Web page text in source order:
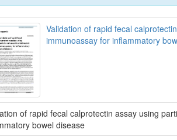
Validation of rapid fecal
immunoassay for inflammatory
of rapid fecal calprotectin assay using
bowel disease